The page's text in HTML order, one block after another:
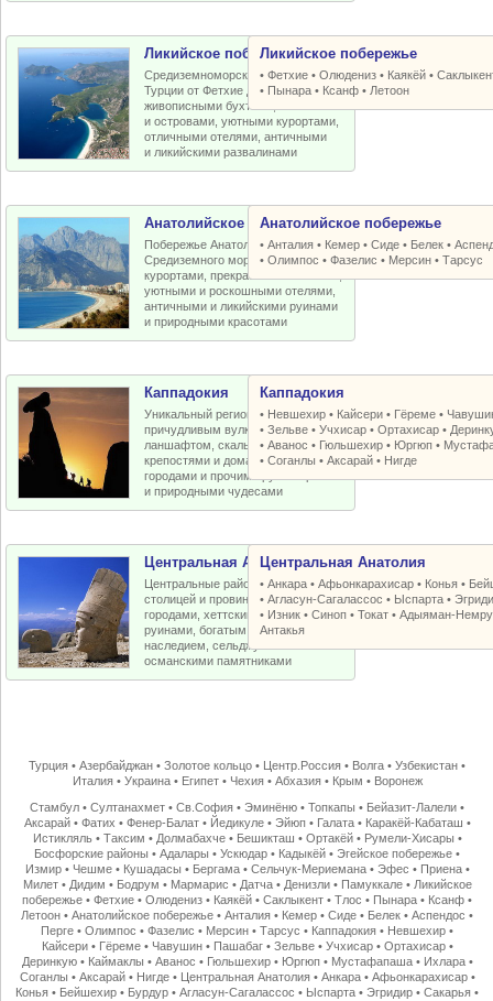
Ликийское побережье
Средиземноморское побережье
Турции от Фетхие до Кемера с
живописными бухтами, пляжами
и островами, уютными курортами,
отличными отелями, античными
и ликийскими развалинами
Ликийское побережье
•Фетхие •Олюдениз • Каякёй •
• Пынара • Ксанф • Летоон
Анатолийское побережье
Побережье Анатолийской бухты
Средиземного моря с отличными
курортами, прекрасными пляжами,
уютными и роскошными отелями,
античными и ликийскими руинами
и природными красотами
Анатолийское побережье
•Анталия • Кемер •Сиде • Белек •
•Олимпос •Фазелис • Мерсин •Тарсус
Каппадокия
Уникальный регион Турции с
причудливым вулканическим
ланшафтом, скальными церквями,
крепостями и домами, пещерными
городами и прочими рукотворными
и природными чудесами
Каппадокия
• Невшехир • Кайсери • Гёреме •
•Зельве •Учхисар •Ортахисар •
•Аванос • Гюльшехир • Юргюп •
•Соганлы •Аксарай • Нигде
Центральная Анатолия
Центральные районы Турции со
столицей и провинциальными
городами, хеттскими и античными
руинами, богатым византийским
наследием, сельджукскими и
османскими памятниками
Центральная Анатолия
•Анкара •Афьонкарахисар • Конья •
•Агласун-Сагалассос • Ыспарта •
• Изник •Синоп •Токат •Адыяман-
Антакья
Турция •Азербайджан •Золотое кольцо • Центр.Россия • Волга •Узбекистан •
Италия• Украина• Египет• Чехия• Абхазия• Крым • Воронеж
Стамбул •Султанахмет •Св.София •Эминёню •Топкапы • Бейазит-Лалели •
Аксарай• Фатих • Фенер-Балат• Йедикуле• Эйюп• Галата• Каракёй-Кабаташ •
Истикляль• Таксим • Долмабахче• Бешикташ • Ортакёй• Румели-Хисары •
Босфорские районы •Адалары •Ускюдар • Кадыкёй •Эгейское побережье •
Измир• Чешме• Кушадасы • Бергама• Сельчук-Мериемана• Эфес • Приена•
Милет• Дидим • Бодрум • Мармарис • Датча• Денизли• Памуккале• Ликийское
побережье •Фетхие •Олюдениз • Каякёй •Саклыкент •Тлос • Пынара • Ксанф •
Летоон •Анатолийское побережье •Анталия • Кемер •Сиде • Белек •Аспендос •
Перге •Олимпос •Фазелис • Мерсин •Тарсус • Каппадокия • Невшехир •
Кайсери• Гёреме• Чавушин• Пашабаг• Зельве• Учхисар• Ортахисар•
Деринкую• Каймаклы • Аванос • Гюльшехир• Юргюп• Мустафапаша• Ихлара•
Соганлы • Аксарай• Нигде• Центральная Анатолия• Анкара• Афьонкарахисар•
Конья • Бейшехир • Бурдур •Агласун-Сагалассос • Ыспарта •Эгридир •Сакарья •